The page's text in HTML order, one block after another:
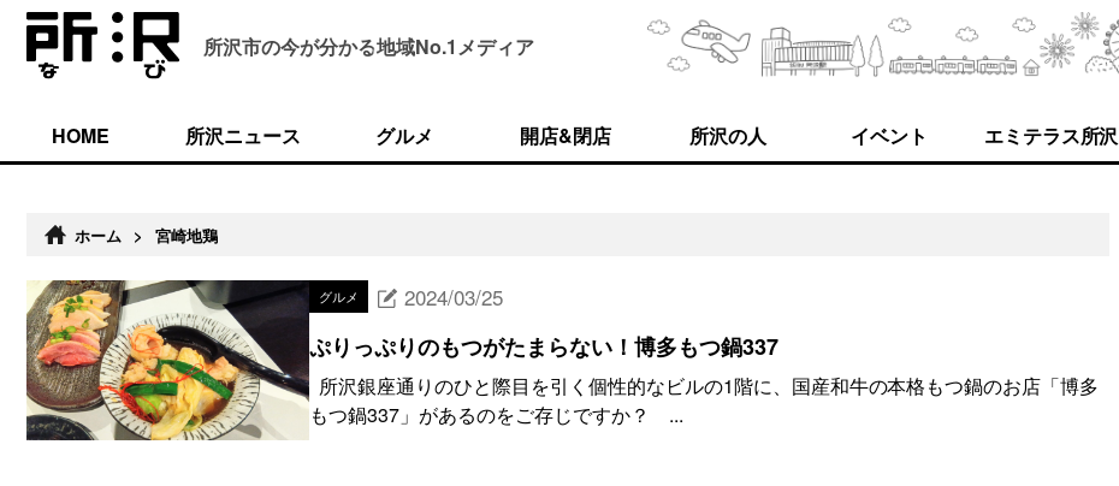
所沢市の今が分かる地域No.1メディア
HOME 所沢ニュース グルメ 開店&閉店 所沢の人 イベント エミテラス所沢
ホーム > 宮崎地鶏
グルメ 2024/03/25
ぷりっぷりのもつがたまらない！博多もつ鍋337
所沢銀座通りのひと際目を引く個性的なビルの1階に、国産和牛の本格もつ鍋のお店「博多
もつ鍋337」があるのをご存じですか？ ...